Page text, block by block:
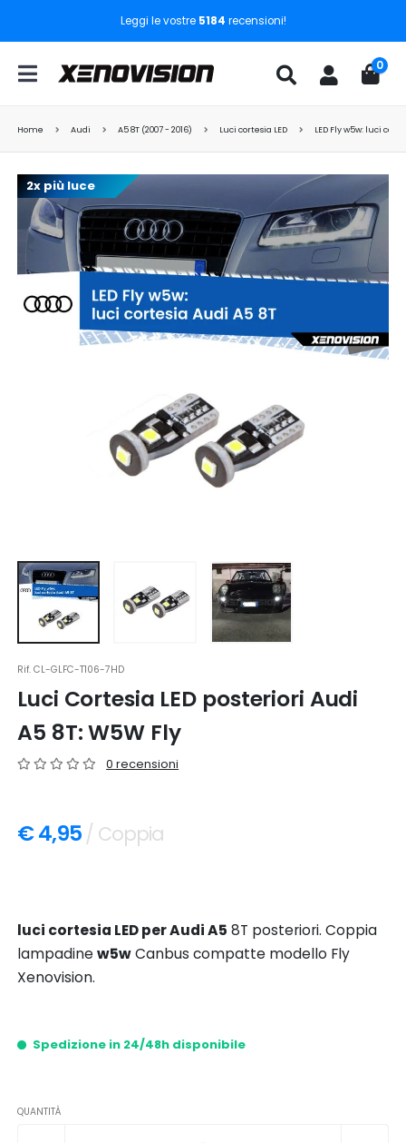
Leggi le vostre 5184 recensioni!
0
Home Audi A5 8T (2007 - 2016) Luci cortesia LED LED Fly w5w: luci
2x più luce
Rif.CL-GLFC-T106-7HD
Luci Cortesia LED posteriori Audi
A5 8T: W5W Fly
0 recensioni
€ 4,95 / Coppia
luci cortesia LED per Audi A5 8T posteriori. Coppia
lampadinew5wCanbus compatte modello Fly
Xenovision.
Spedizione in 24/48h disponibile
QUANTITÀ